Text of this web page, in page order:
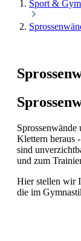
Sport &
Klettern heraus
sind
und zum
Hier stellen wir
die im